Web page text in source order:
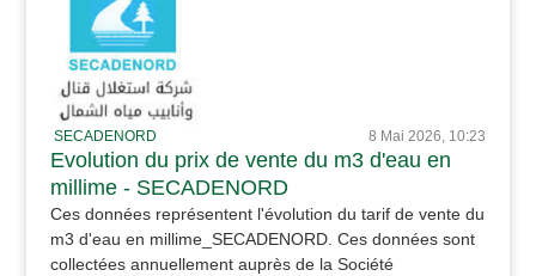
SECADENORD 8 Mai 2026, 10:23
Evolution du prix de vente du m3 d'eau en
millime - SECADENORD
Ces données représentent l'évolution du tarif de vente du
m3 d'eau en millime_SECADENORD. Ces données sont
collectées annuellement auprès de la Société